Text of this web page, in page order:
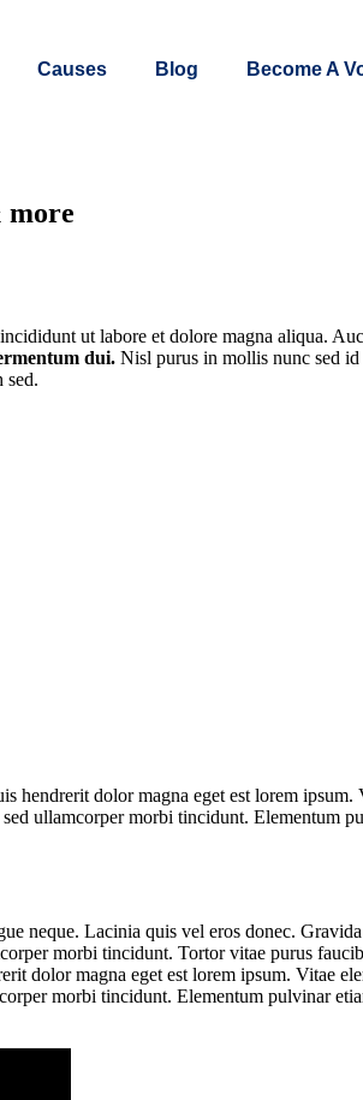
Causes Blog Become A
more
ut labore et dolore magna aliqua.
dui. Nisl purus in mollis nunc sed
sed.
dolor magna eget est lorem
ullamcorper morbi tincidunt. Elementum
neque. Lacinia quis vel eros donec.
morbi tincidunt. Tortor vitae purus
dolor magna eget est lorem ipsum. Vitae
morbi tincidunt. Elementum pulvinar